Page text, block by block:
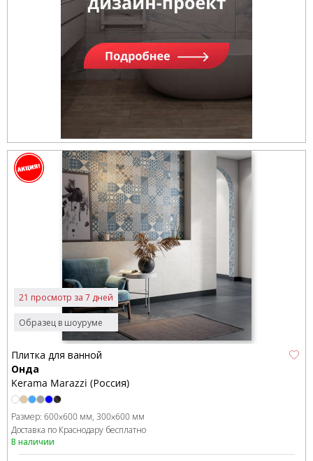
Образец в шоуруме
21 просмотр за 7 дней
Плитка для ванной
Онда
Kerama Marazzi (Россия)
Размер: 600x600 мм 300x600 мм
Доставка по Краснодару бесплатно
В наличии